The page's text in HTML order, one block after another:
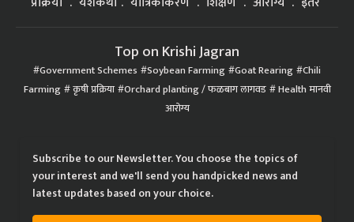
Top on Krishi Jagran
Government Schemes Soybean Farming Goat Rearing Chili
Farming कृषी प्रक्रिया Orchard planting / फळबाग लागवड Health मानवी
आरोग्य
Subscribe to our Newsletter. You choose the topics of
your interest and we'll send you handpicked news and
latest updates based on your choice.